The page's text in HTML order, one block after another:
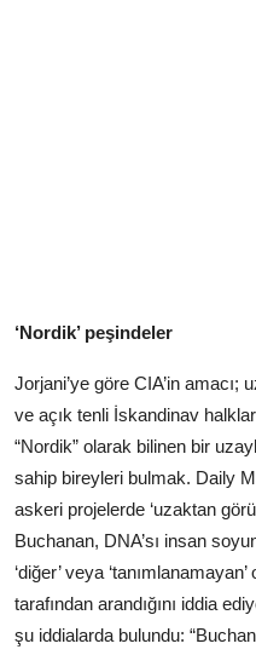
‘Nordik’ peşindeler
Jorjani’ye göre CIA’in amacı;
ve açık tenli İskandinav
“Nordik” olarak bilinen bir
sahip bireyleri bulmak. Daily
askeri projelerde ‘uzaktan
Buchanan, DNA’sı insan
‘diğer’ veya
tarafından arandığını iddia
şu iddialarda bulundu: